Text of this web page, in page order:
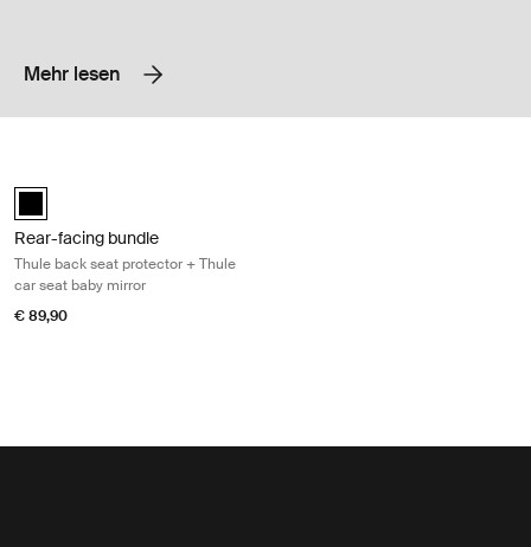
Mehr lesen
Rear-facing bundle Schwarz (selected)
Rear-facing bundle
Thule back seat protector + Thule
car seat baby mirror
€ 89,90